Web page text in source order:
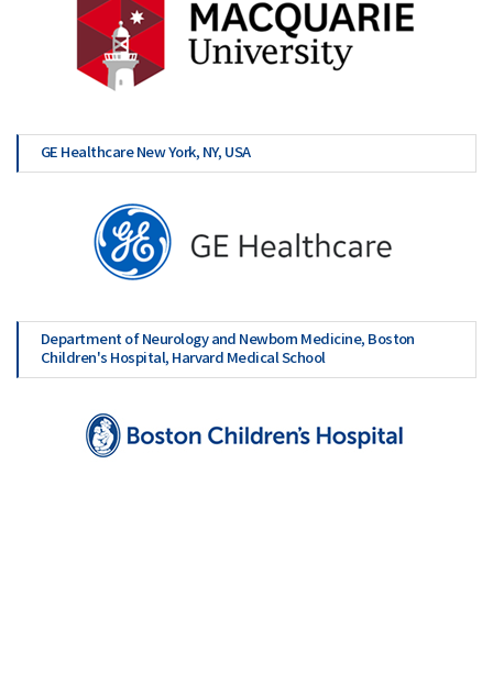
GE Healthcare New York, NY, USA
Department of Neurology and Newborn Medicine, Boston
Children's Hospital, Harvard Medical School